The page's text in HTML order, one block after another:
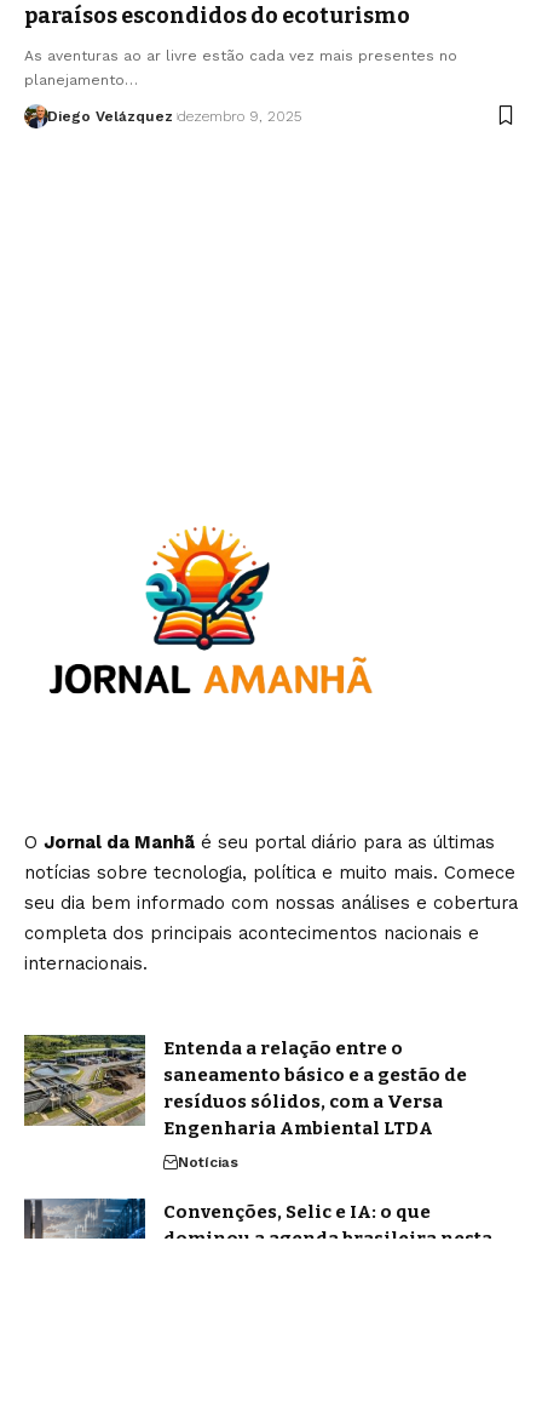
paraísos escondidos do ecoturismo
As aventuras ao ar livre estão cada vez mais presentes no
planejamento…
Diego Velázquez dezembro 9, 2025
O Jornal da Manhã é seu portal diário para as últimas
notícias sobre tecnologia, política e muito mais. Comece
seu dia bem informado com nossas análises e cobertura
completa dos principais acontecimentos nacionais e
internacionais.
Entenda a relação entre o
saneamento básico e a gestão de
resíduos sólidos, com a Versa
Engenharia Ambiental LTDA
Notícias
Convenções, Selic e IA: o que
dominou a agenda brasileira nesta